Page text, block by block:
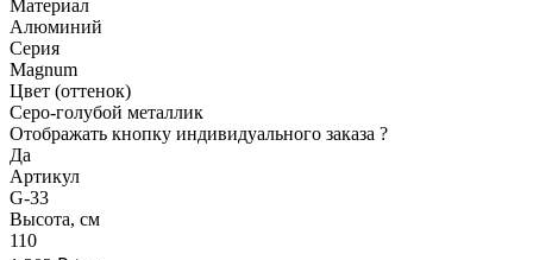
Материал
Алюминий
Серия
Magnum
Цвет (оттенок)
Серо-голубой металлик
Отображать кнопку индивидуального заказа ?
Да
Артикул
G-33
Высота, см
110